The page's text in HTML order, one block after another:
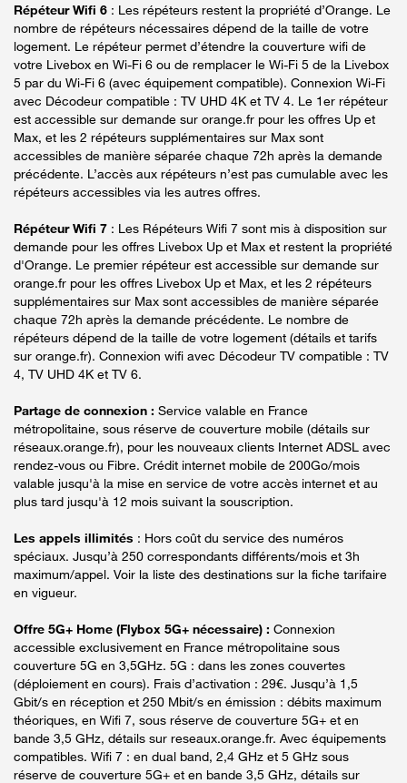
Répéteur Wifi 6 : Les répéteurs restent la propriété d’Orange. Le
nombre de répéteurs nécessaires dépend de la taille de votre
logement. Le répéteur permet d’étendre la couverture wifi de
votre Livebox en Wi-Fi 6 ou de remplacer le Wi-Fi 5 de la Livebox
5 par du Wi-Fi 6 (avec équipement compatible). Connexion Wi-Fi
avec Décodeur compatible : TV UHD 4K et TV 4. Le 1er répéteur
est accessible sur demande sur orange.fr pour les offres Up et
Max, et les 2 répéteurs supplémentaires sur Max sont
accessibles de manière séparée chaque 72h après la demande
précédente. L’accès aux répéteurs n’est pas cumulable avec les
répéteurs accessibles via les autres offres.
Répéteur Wifi 7 : Les Répéteurs Wifi 7 sont mis à disposition sur
demande pour les offres Livebox Up et Max et restent la propriété
d'Orange. Le premier répéteur est accessible sur demande sur
orange.fr pour les offres Livebox Up et Max, et les 2 répéteurs
supplémentaires sur Max sont accessibles de manière séparée
chaque 72h après la demande précédente. Le nombre de
répéteurs dépend de la taille de votre logement (détails et tarifs
sur orange.fr). Connexion wifi avec Décodeur TV compatible : TV
4, TV UHD 4K et TV 6.
Partage de connexion : Service valable en France
métropolitaine, sous réserve de couverture mobile (détails sur
réseaux.orange.fr), pour les nouveaux clients Internet ADSL avec
rendez-vous ou Fibre. Crédit internet mobile de 200Go/mois
valable jusqu'à la mise en service de votre accès internet et au
plus tard jusqu'à 12 mois suivant la souscription.
Les appels illimités : Hors coût du service des numéros
spéciaux. Jusqu’à 250 correspondants différents/mois et 3h
maximum/appel. Voir la liste des destinations sur la fiche tarifaire
en vigueur.
Offre 5G+ Home (Flybox 5G+ nécessaire) : Connexion
accessible exclusivement en France métropolitaine sous
couverture 5G en 3,5GHz. 5G : dans les zones couvertes
(déploiement en cours). Frais d’activation : 29€. Jusqu’à 1,5
Gbit/s en réception et 250 Mbit/s en émission : débits maximum
théoriques, en Wifi 7, sous réserve de couverture 5G+ et en
bande 3,5 GHz, détails sur reseaux.orange.fr. Avec équipements
compatibles. Wifi 7 : en dual band, 2,4 GHz et 5 GHz sous
réserve de couverture 5G+ et en bande 3,5 GHz, détails sur